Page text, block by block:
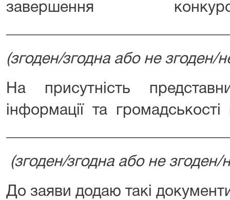
завершення
(згоден/згодна або не згоден/
На присутність
інформації та
(згоден/згодна або не згоден/
До заяви додаю такі